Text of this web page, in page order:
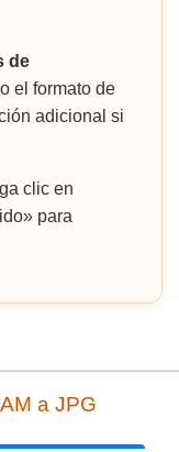
de
el formato de
adicional si
clic en
para
a JPG